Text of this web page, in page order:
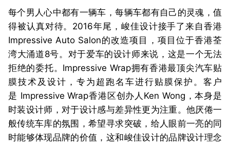
每个男人心中都有一辆车，每辆车都有自己的灵魂，值
得被认真对待。2016年尾，峻佳设计接手了来自香港
Impressive Auto Salon的改造项目，项目位于香港荃
湾大涌道8号。对于爱车的设计师来说，这是一个无法
拒绝的委托。Impressive Wrap拥有香港最顶尖汽车贴
膜技术及设计，专为超跑名车进行贴膜保护。客户
是 Impressive Wrap香港区创办人Ken Wong，本身是
时装设计师，对于设计感与差异性更为注重。他厌倦一
般传统车库的氛围，希望寻求突破，给人眼前一亮的同
时能够体现品牌的价值，这和峻佳设计的品牌设计理念